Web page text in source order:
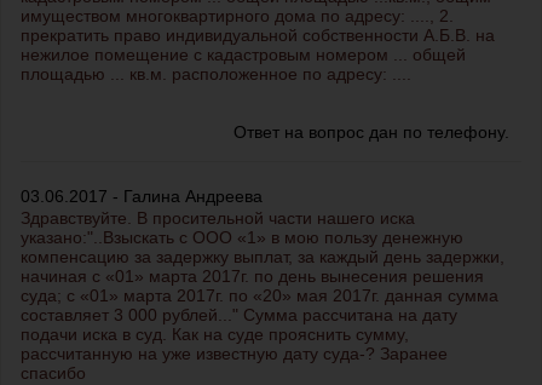
имуществом многоквартирного дома по адресу: ...., 2.
прекратить право индивидуальной собственности А.Б.В. на
нежилое помещение с кадастровым номером ... общей
площадью ... кв.м. расположенное по адресу: ....
Ответ на вопрос дан по телефону.
03.06.2017 - Галина Андреева
Здравствуйте. В просительной части нашего иска
указано:"..Взыскать с ООО «1» в мою пользу денежную
компенсацию за задержку выплат, за каждый день задержки,
начиная с «01» марта 2017г. по день вынесения решения
суда; с «01» марта 2017г. по «20» мая 2017г. данная сумма
составляет 3 000 рублей..." Сумма рассчитана на дату
подачи иска в суд. Как на суде прояснить сумму,
рассчитанную на уже известную дату суда-? Заранее
спасибо